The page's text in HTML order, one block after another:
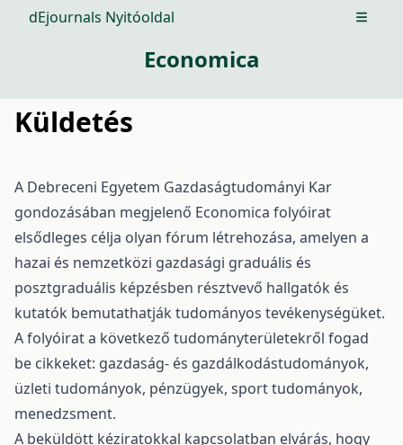
dEjournals Nyitóoldal Open
Economica
Küldetés
A Debreceni Egyetem Gazdaságtudományi Kar
gondozásában megjelenő Economica folyóirat
elsődleges célja olyan fórum létrehozása, amelyen a
hazai és nemzetközi gazdasági graduális és
posztgraduális képzésben résztvevő hallgatók és
kutatók bemutathatják tudományos tevékenységüket.
A folyóirat a következő tudományterületekről fogad
be cikkeket: gazdaság- és gazdálkodástudományok,
üzleti tudományok, pénzügyek, sport tudományok,
menedzsment.
A beküldött kéziratokkal kapcsolatban elvárás, hogy